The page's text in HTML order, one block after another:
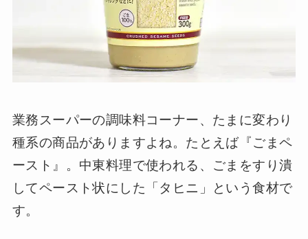
業務スーパーの調味料コーナー、たまに変わり
種系の商品がありますよね。たとえば『ごまペ
ースト』。中東料理で使われる、ごまをすり潰
してペースト状にした「タヒニ」という食材で
す。